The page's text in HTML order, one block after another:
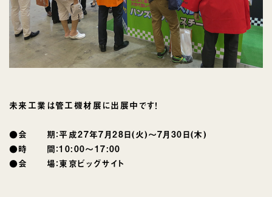
未来工業は管工機材展に出展中です！
●会 期：平成27年7月28日(火)〜7月30日(木)
●時 間：10:00〜17:00
●会 場：東京ビッグサイト